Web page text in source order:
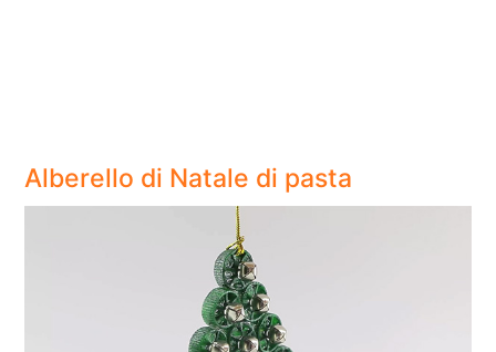
Alberello di Natale di pasta